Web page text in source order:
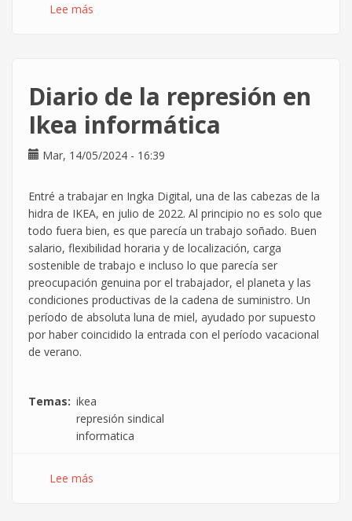
Lee más
Diario de la represión en
Ikea informática
Mar, 14/05/2024 - 16:39
Entré a trabajar en Ingka Digital, una de las cabezas de la
hidra de IKEA, en julio de 2022. Al principio no es solo que
todo fuera bien, es que parecía un trabajo soñado. Buen
salario, flexibilidad horaria y de localización, carga
sostenible de trabajo e incluso lo que parecía ser
preocupación genuina por el trabajador, el planeta y las
condiciones productivas de la cadena de suministro. Un
período de absoluta luna de miel, ayudado por supuesto
por haber coincidido la entrada con el período vacacional
de verano.
Temas
ikea
represión sindical
informatica
Lee más